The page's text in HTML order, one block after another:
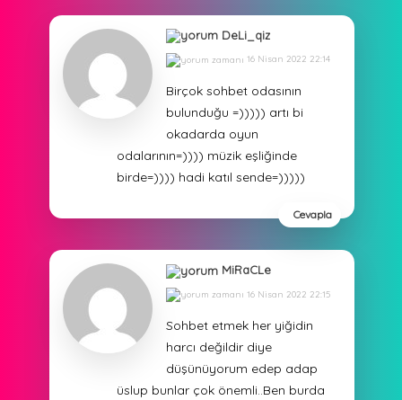
DeLi_qiz
16 Nisan 2022 22:14
Birçok sohbet odasının
bulunduğu =))))) artı bi
okadarda oyun
odalarının=)))) müzik eşliğinde
birde=)))) hadi katıl sende=)))))
Cevapla
MiRaCLe
16 Nisan 2022 22:15
Sohbet etmek her yiğidin
harcı değildir diye
düşünüyorum edep adap
üslup bunlar çok önemli..Ben burda